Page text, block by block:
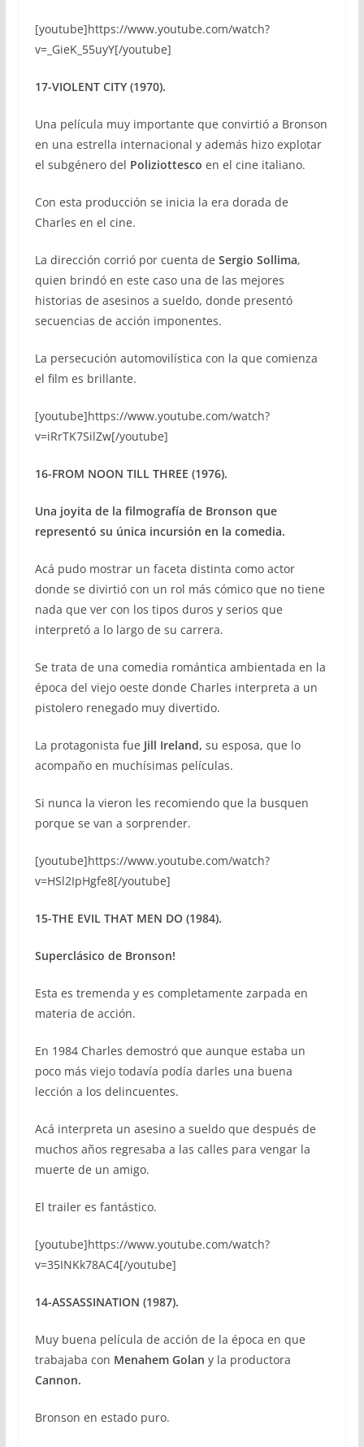
[youtube]https://www.youtube.com/watch?
v=_GieK_55uyY[/youtube]
17-VIOLENT CITY (1970).
Una película muy importante que convirtió a Bronson
en una estrella internacional y además hizo explotar
el subgénero del Poliziottesco en el cine italiano.
Con esta producción se inicia la era dorada de
Charles en el cine.
La dirección corrió por cuenta de Sergio Sollima,
quien brindó en este caso una de las mejores
historias de asesinos a sueldo, donde presentó
secuencias de acción imponentes.
La persecución automovilística con la que comienza
el film es brillante.
[youtube]https://www.youtube.com/watch?
v=iRrTK7SilZw[/youtube]
16-FROM NOON TILL THREE (1976).
Una joyita de la filmografía de Bronson que
representó su única incursión en la comedia.
Acá pudo mostrar un faceta distinta como actor
donde se divirtió con un rol más cómico que no tiene
nada que ver con los tipos duros y serios que
interpretó a lo largo de su carrera.
Se trata de una comedia romántica ambientada en la
época del viejo oeste donde Charles interpreta a un
pistolero renegado muy divertido.
La protagonista fue Jill Ireland, su esposa, que lo
acompaño en muchísimas películas.
Si nunca la vieron les recomiendo que la busquen
porque se van a sorprender.
[youtube]https://www.youtube.com/watch?
v=HSl2IpHgfe8[/youtube]
15-THE EVIL THAT MEN DO (1984).
Superclásico de Bronson!
Esta es tremenda y es completamente zarpada en
materia de acción.
En 1984 Charles demostró que aunque estaba un
poco más viejo todavía podía darles una buena
lección a los delincuentes.
Acá interpreta un asesino a sueldo que después de
muchos años regresaba a las calles para vengar la
muerte de un amigo.
El trailer es fantástico.
[youtube]https://www.youtube.com/watch?
v=35INKk78AC4[/youtube]
14-ASSASSINATION (1987).
Muy buena película de acción de la época en que
trabajaba con Menahem Golan y la productora
Cannon.
Bronson en estado puro.